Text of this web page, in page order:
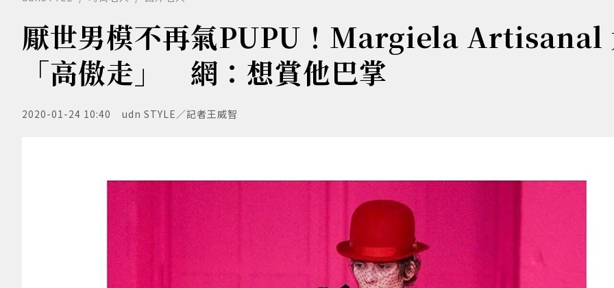
厭世男模不再氣PUPU！Margiela Artisanal
「高傲走」 網：想賞他巴掌
2020-01-24 10:40 udn STYLE／記者王威智